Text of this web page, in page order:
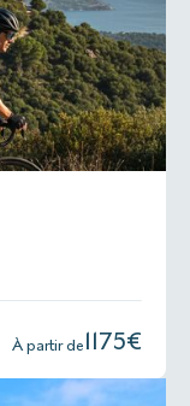
À partir de 1175€